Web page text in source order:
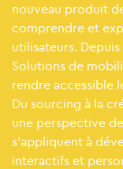
nouveau produit
comprendre et
utilisateurs.
Solutions de
rendre accessible
Du sourcing à la
une perspective
s’appliquent à
interactifs et